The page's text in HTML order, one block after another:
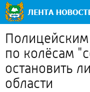
по колёсам
остановить
области